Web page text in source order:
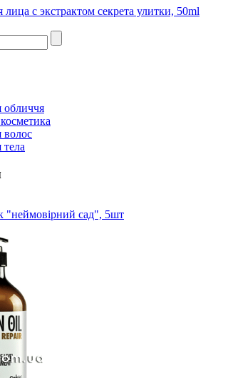
с экстрактом секрета улитки, 50ml
обличчя
волос
"неймовірний сад", 5шт